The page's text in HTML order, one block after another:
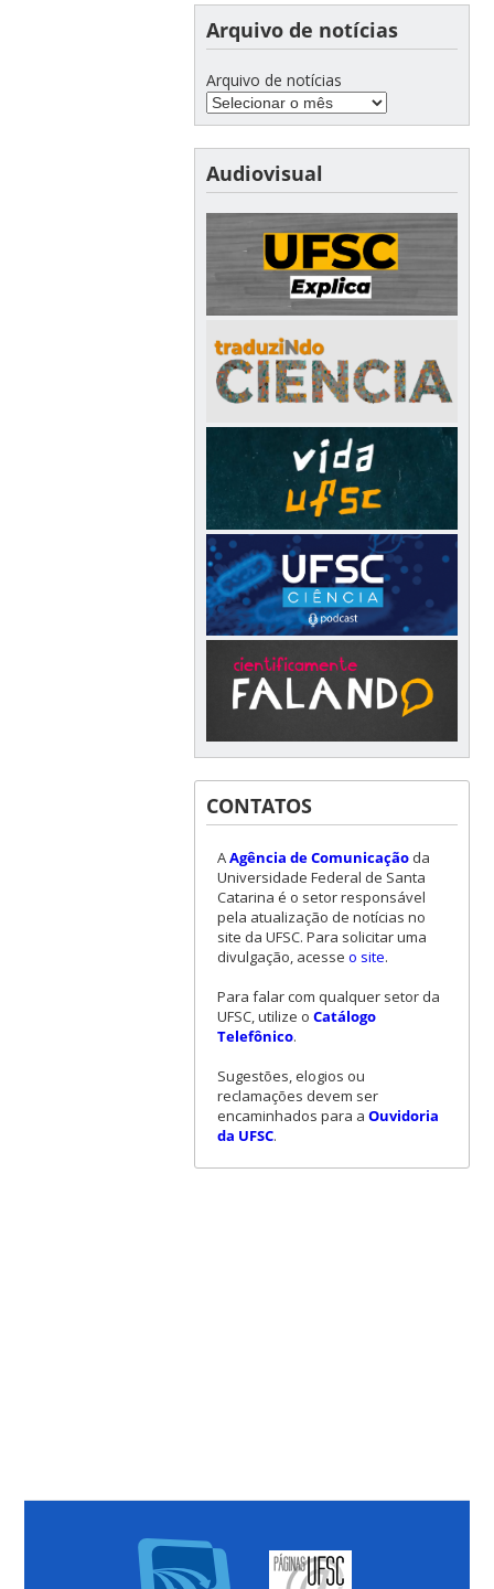
Arquivo de notícias
Arquivo de notícias
Audiovisual
CONTATOS
AAgência de Comunicaçãoda
Universidade Federal de Santa
Catarina é o setor responsável
pela atualização de notícias no
site da UFSC. Para solicitar uma
divulgação, acesse o site.
Para falar com qualquer setor da
UFSC, utilize o Catálogo
Telefônico.
Sugestões, elogios ou
reclamações devem ser
encaminhados para a Ouvidoria
da UFSC.